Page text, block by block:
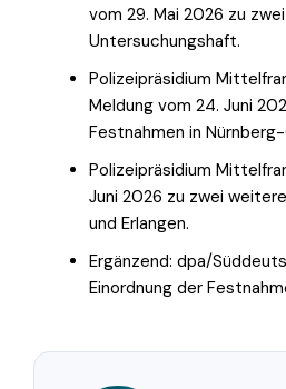
vom 29. Mai 2026 zu
Untersuchungshaft.
Polizeipräsidium
Meldung vom 24. Juni
Festnahmen in
Polizeipräsidium
Juni 2026 zu zwei
und Erlangen.
Ergänzend: dpa/
Einordnung der